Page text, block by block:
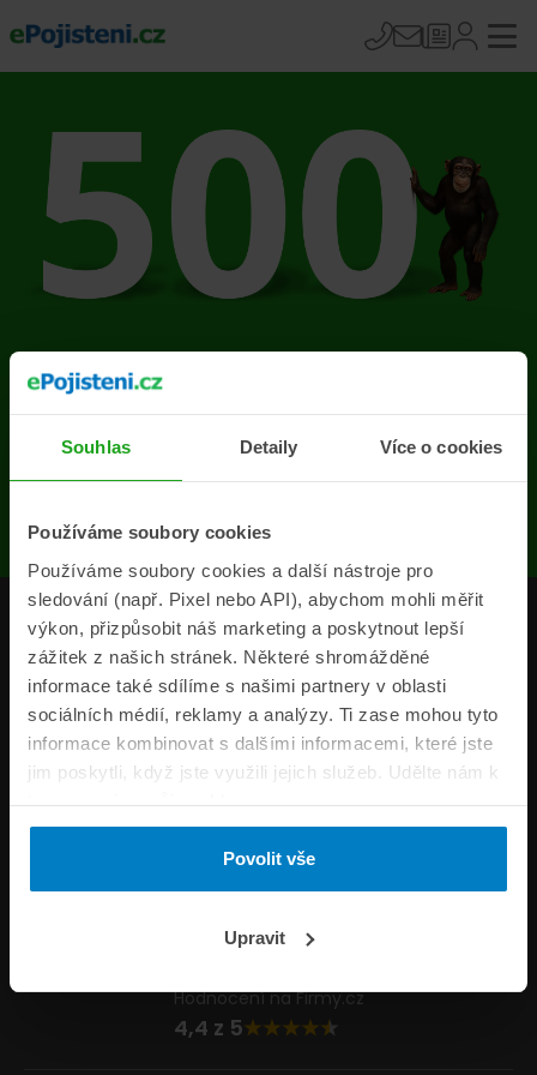
Souhlas Detaily Více o cookies
Používáme soubory cookies
Používáme soubory cookies a další nástroje pro
sledování (např. Pixel nebo API), abychom mohli měřit
výkon, přizpůsobit náš marketing a poskytnout lepší
zážitek z našich stránek. Některé shromážděné
informace také sdílíme s našimi partnery v oblasti
sociálních médií, reklamy a analýzy. Ti zase mohou tyto
informace kombinovat s dalšími informacemi, které jste
jim poskytli, když jste využili jejich služeb. Udělte nám k
tomu prosím svůj souhlas.
Povolit vše
Upravit
Na stránce se vyskytla
chyba
Produkty
Pojišťovny
Informace
ePojisteni.cz
Formuláře
Napište nám
Hodnocení na Firmy.cz
4,4 z 5